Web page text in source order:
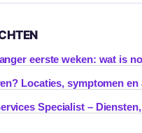
eerste weken: wat is
Locaties, symptomen en
Specialist –